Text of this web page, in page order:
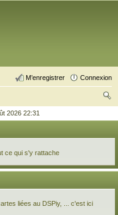
Connexion
M’enregistrer
ch
2026 22:31
ce qui s'y rattache
liées au DSPiy, ... c'est ici